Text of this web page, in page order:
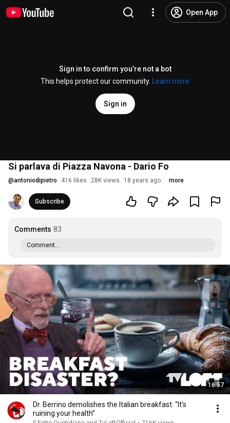
Open App
Sign in to confirm you’re not a bot
This helps protect our community.
Learn more
Sign in
Si parlava di Piazza Navona - Dario Fo
@antoniodipietro 416 likes 28K views 18 years ago more
Subscribe
Comments 83
Comment...
16:57
Dr. Berrino demolishes the Italian breakfast: “It’s
ruining your health”